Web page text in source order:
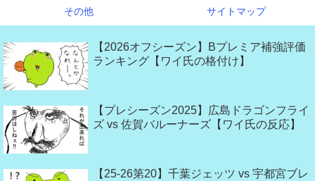
その他 サイトマップ
【2026オフシーズン】Bプレミア補強評価
ランキング【ワイ氏の格付け】
【プレシーズン2025】広島ドラゴンフライ
ズ vs 佐賀バルーナーズ【ワイ氏の反応】
【25-26第20】千葉ジェッツ vs 宇都宮ブレ